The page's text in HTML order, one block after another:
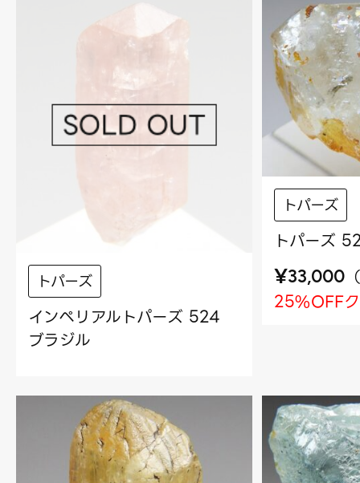
トパーズ
インペリアルトパーズ 524
ブラジル
トパーズ
トパーズ
¥33,000 （
25%OFF